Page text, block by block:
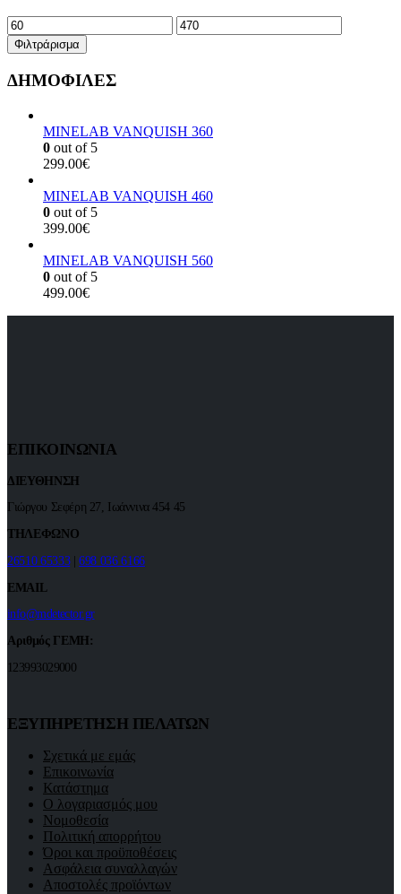
Ελάχιστη
τιμή
Μέγιστη
τιμή
Φιλτράρισμα
ΔΗΜΟΦΙΛΕΣ
MINELAB VANQUISH 360
0 out of 5
299.00€
MINELAB VANQUISH 460
0 out of 5
399.00€
MINELAB VANQUISH 560
0 out of 5
499.00€
ΕΠΙΚΟΙΝΩΝΙΑ
ΔΙΕΥΘΗΝΣΗ
Γιώργου Σεφέρη 27, Ιωάννινα 454 45
ΤΗΛΕΦΩΝΟ
26510 65333|698 036 6166
EMAIL
info@mdetector.gr
Αριθμός ΓΕΜΗ:
123993029000
ΕΞΥΠΗΡΕΤΗΣΗ ΠΕΛΑΤΩΝ
Σχετικά με εμάς
Επικοινωνία
Κατάστημα
Ο λογαριασμός μου
Νομοθεσία
Πολιτική απορρήτου
Όροι και προϋποθέσεις
Ασφάλεια συναλλαγών
Αποστολές προϊόντων